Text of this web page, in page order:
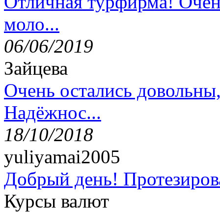
моло...
06/06/2019
Зайцева
Очень остались
Надёжнос...
18/10/2018
yuliyamai2005
Добрый день!
Курсы валют